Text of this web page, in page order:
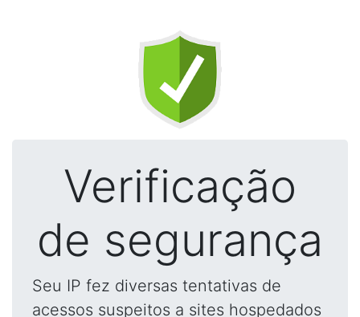
Verificação
de segurança
Seu IP fez diversas tentativas de
acessos suspeitos a sites hospedados